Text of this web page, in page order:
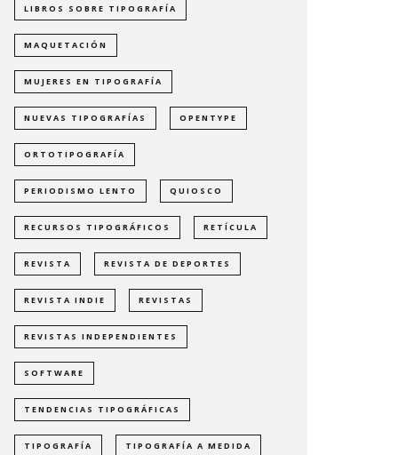
LIBROS SOBRE TIPOGRAFÍA
MAQUETACIÓN
MUJERES EN TIPOGRAFÍA
NUEVAS TIPOGRAFÍAS OPENTYPE
ORTOTIPOGRAFÍA
PERIODISMO LENTO QUIOSCO
RECURSOS TIPOGRÁFICOS RETÍCULA
REVISTA REVISTA DE DEPORTES
REVISTA INDIE REVISTAS
REVISTAS INDEPENDIENTES
SOFTWARE
TENDENCIAS TIPOGRÁFICAS
TIPOGRAFÍA TIPOGRAFÍA A MEDIDA